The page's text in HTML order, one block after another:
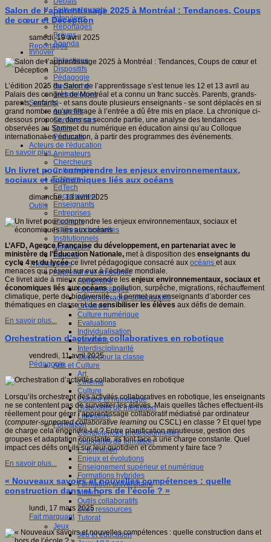
Faits marquants
Interviews
Reportages
Brèves
Agenda
Innover
Didactique
Dispositifs
Pédagogie
Recherche
Technologies
Savoir(s)
Analyses
Conférences
Outils
Pratiques
Acteurs de l'éducation
Animateurs
Chercheurs
Collectivités
Editeurs
EdTech
Encadrement
Enseignants
Entreprises
Etudiants
Filières industrielles
Institutionnels
Médiateurs
Parents
Thématiques
Apprendre et enseigner
Apprendre
Apprentissages
Apprentissages collaboratifs
Créativité
Culture numérique
Evaluations
Individualisation
Initiatives
Interdisciplinarité
Outils pour la classe
Arts et Culture
Art
Cinéma
Culture
Culture et numérique
Dispositifs de médiation
Littérature
Formation
Compétences professionnelles
Dispositifs de formation
E- formation
Enjeux et évolutions
Enseignement supérieur et numérique
Formations hybrides
Formation universitaire
Mooc’s
Outils collaboratifs
Sites ressources
Tutorat
Jeux
Jeu et éducation
Salon de l’apprentissage 2025 à Montréal : Tendances, Coups
de cœur et Déception
samedi, 19 avril 2025
Reportages
L’édition 2025 du Salon de l’apprentissage s’est tenue les 12 et 13 avril au
Palais des congrès de Montréal et a connu un franc succès. Parents, grands-
parents, enfants - et sans doute plusieurs enseignants - se sont déplacés en si
grand nombre qu’un filtrage à l’entrée a dû être mis en place. La chronique ci-
dessous propose, dans sa seconde partie, une analyse des tendances
observées au Sommet du numérique en éducation ainsi qu’au Colloque
international en éducation, à partir des programmes des événements.
En savoir plus...
Un livret pour comprendre les enjeux environnementaux,
sociaux et économiques liés aux océans
dimanche, 13 avril 2025
Outils
L’AFD, Agence Française du développement, en partenariat avec le
ministère de l’Éducation Nationale, met à disposition des enseignants du
cycle 4 et du lycéece livret pédagogique consacré aux océans et aux
menaces qui pèsent sur eux à l’échelle mondiale.
Ce livret aide à mieux comprendre les enjeux environnementaux, sociaux et
économiques liés aux océans: pollution, surpêche, migrations, réchauffement
climatique, perte de biodiversité… Il permet aux enseignants d’aborder ces
thématiques en classe et desensibiliser les élèves aux défis de demain.
En savoir plus...
Orchestration d’activités collaboratives en robotique
vendredi, 11 avril 2025
Pédagogie
Lorsqu’ils orchestrent des activités collaboratives en robotique, les enseignants
ne se contentent pas de surveiller les élèves. Mais quelles tâches effectuent-ils
réellement pour gérer l’apprentissage collaboratif médiatisé par ordinateur
(computer-supported collaborative learning ou CSCL) en classe ? Et quel type
de charge cela engendre-t-il ? Entre planification minutieuse, gestion des
groupes et adaptation constante, ils font face à une charge constante. Quel
impact ces défis ont-ils sur leur quotidien et comment y faire face ?
En savoir plus...
« Nouveaux savoirs et nouvelles compétences : quelle
construction dans et hors de l’école ? »
lundi, 17 mars 2025
Fait marquant